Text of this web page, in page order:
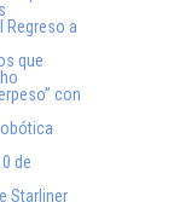
Regreso a
que
con
de
Starliner